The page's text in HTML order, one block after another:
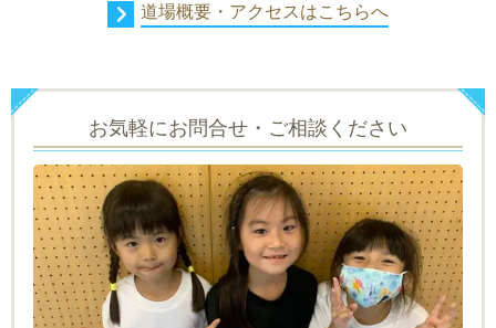
道場概要・アクセスはこちらへ
お気軽にお問合せ・ご相談ください